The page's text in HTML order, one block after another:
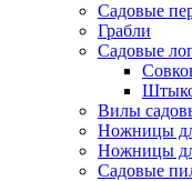
Садовые
Грабли
Садовые
Вилы
Ножницы
Ножницы
Садовые